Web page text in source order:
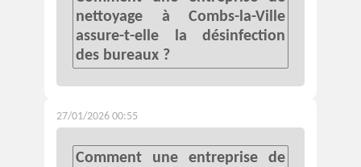
nettoyage à Combs-la-Ville
assure-t-elle la désinfection
des bureaux ?
27/01/2026 00:55
Comment une entreprise de